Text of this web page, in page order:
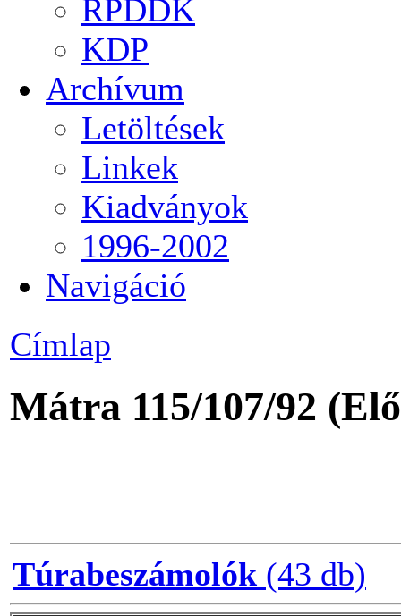
RPDDK
KDP
Archívum
Letöltések
Linkek
Kiadványok
1996-2002
Navigáció
Címlap
Mátra 115/107/92
Túrabeszámolók (43 db)